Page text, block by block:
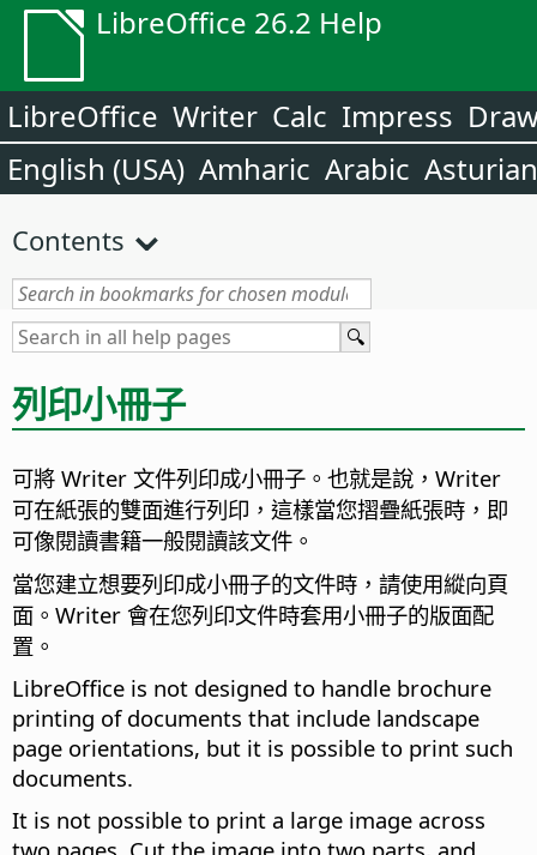
LibreOffice 26.2 Help
LibreOffice Writer Calc Impress
English (USA) Amharic Arabic Asturian
Contents
列印小冊子
可將 Writer 文件列印成小冊子。也就是說，Writer
可在紙張的雙面進行列印，這樣當您摺疊紙張時，即
可像閱讀書籍一般閱讀該文件。
當您建立想要列印成小冊子的文件時，請使用縱向頁
面。Writer 會在您列印文件時套用小冊子的版面配
置。
LibreOffice is not designed to handle brochure
printing of documents that include landscape
page orientations, but it is possible to print such
documents.
It is not possible to print a large image across